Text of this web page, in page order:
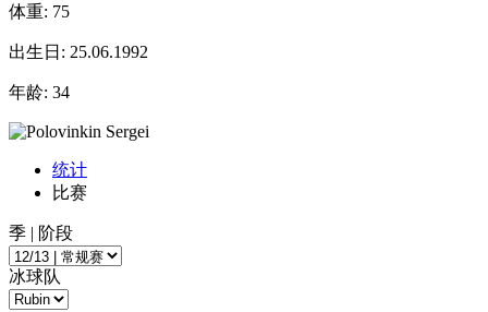
体重: 75
出生日: 25.06.1992
年龄: 34
统计
比赛
季 | 阶段
冰球队